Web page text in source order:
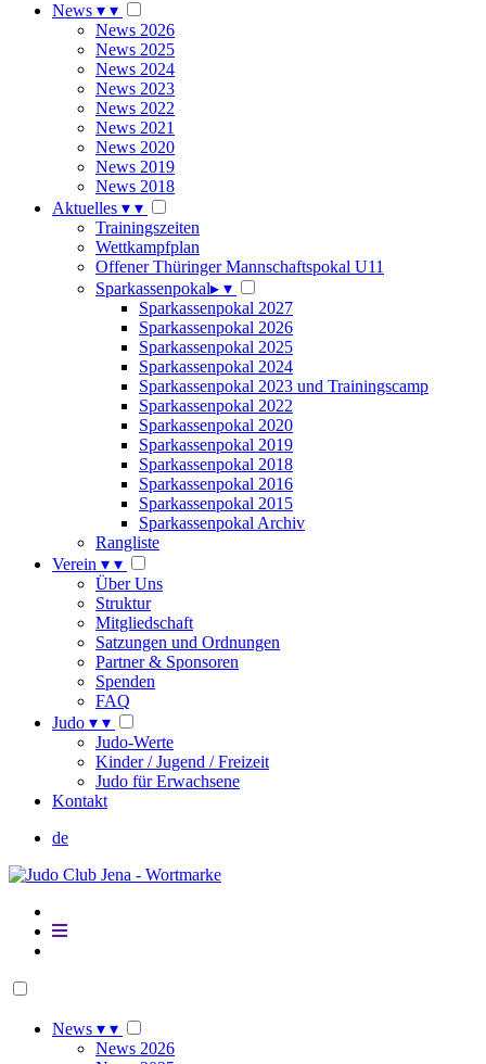
News ▾ ▾
News 2026
News 2025
News 2024
News 2023
News 2022
News 2021
News 2020
News 2019
News 2018
Aktuelles ▾ ▾
Trainingszeiten
Wettkampfplan
Offener Thüringer Mannschaftspokal U11
Sparkassenpokal▸ ▾
Sparkassenpokal 2027
Sparkassenpokal 2026
Sparkassenpokal 2025
Sparkassenpokal 2024
Sparkassenpokal 2023 und Trainingscamp
Sparkassenpokal 2022
Sparkassenpokal 2020
Sparkassenpokal 2019
Sparkassenpokal 2018
Sparkassenpokal 2016
Sparkassenpokal 2015
Sparkassenpokal Archiv
Rangliste
Verein ▾ ▾
Über Uns
Struktur
Mitgliedschaft
Satzungen und Ordnungen
Partner & Sponsoren
Spenden
FAQ
Judo ▾ ▾
Judo-Werte
Kinder / Jugend / Freizeit
Judo für Erwachsene
Kontakt
de
News ▾ ▾
News 2026